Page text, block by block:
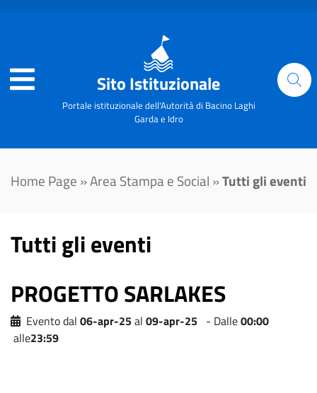
Sito Istituzionale
Portale istituzionale dell'Autorità di Bacino Laghi
Garda e Idro
Home Page »Area Stampa e Social »Tutti gli eventi
Tutti gli eventi
PROGETTO SARLAKES
Evento dal 06-apr-25al 09-apr-25 - Dalle00:00
alle23:59